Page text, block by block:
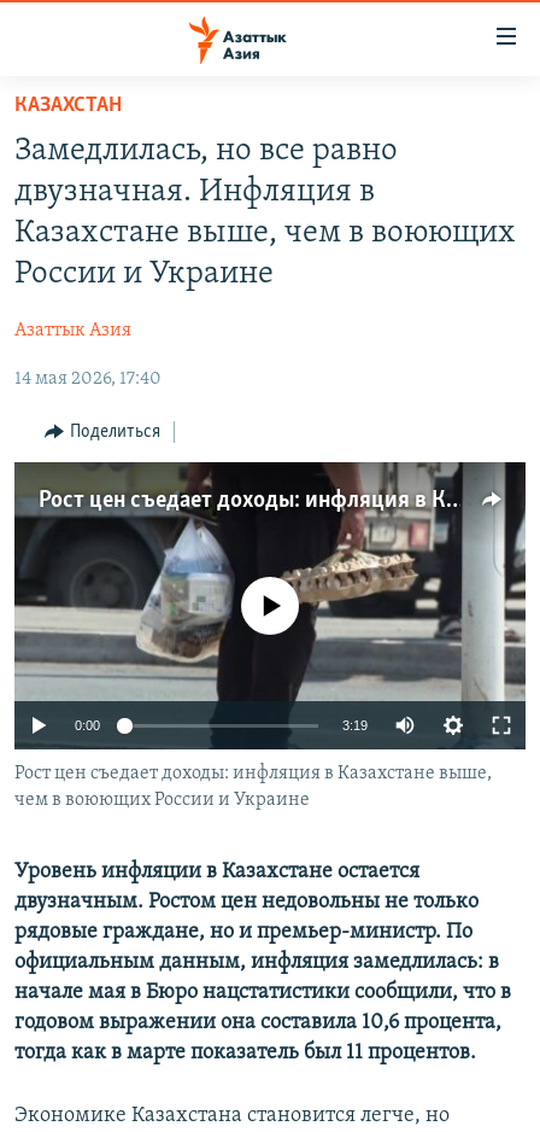
Вернуться
основному
содержанию
Вернутся
главной
Вернутся
НОВОСТИ
ВОЙНА В УКРАИНЕ
НА ДРУГИХ ЯЗЫКАХ
ЎЗБЕКЧА
ТОҶИКӢ
TÜRKMENÇE
ПОДПИШИТЕСЬ НА НАС В СОЦСЕТЯХ
Все сайты РСЕ/РС
КАЗАХСТАН
Замедлилась, но все равно
двузначная. Инфляция в
Казахстане выше, чем в воюющих
России и Украине
Азаттык Азия
14 мая 2026, 17:40
Поделиться
Рост цен съедает доходы: инфляция в Казахстане выше, чем в воюющих России и Украине
Auto 240p
No media source currently available
0:00 3:19
1080p
Рост цен съедает доходы: инфляция в Казахстане выше,
чем в воюющих России и Украине
Уровень инфляции в Казахстане остается
двузначным. Ростом цен недовольны не только
рядовые граждане, но и премьер-министр. По
официальным данным, инфляция замедлилась: в
начале мая в Бюро нацстатистики сообщили, что в
годовом выражении она составила 10,6 процента,
тогда как в марте показатель был 11 процентов.
Экономике Казахстана становится легче, но